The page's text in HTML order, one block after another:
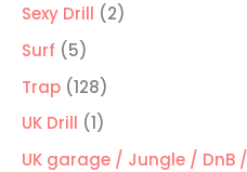
Sexy Drill 22
Surf 55
productos
Trap 128128
productos
UK Drill 11
producto
UK garage / Jungle / DnB /